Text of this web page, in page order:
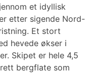
et idyllisk
etter sigende Nord-
Et stort
hevede økser i
Skipet er hele 4,5
bergflate som